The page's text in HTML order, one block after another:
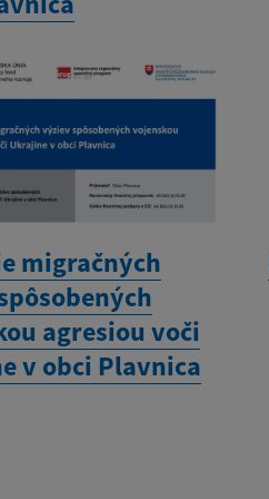
migračných
agresiou voči
v obci Plavnica